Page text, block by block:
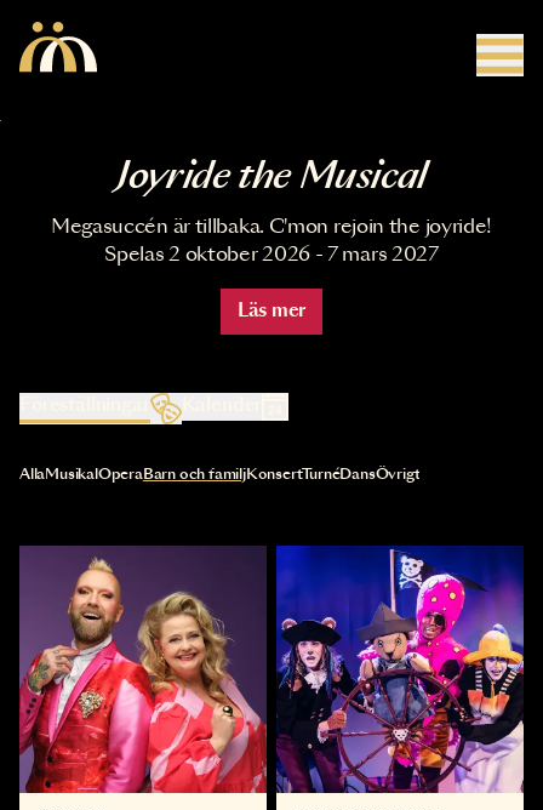
Joyride the Musical
Megasuccén är tillbaka. C'mon rejoin the joyride!
Spelas 2 oktober 2026 - 7 mars 2027
Läs mer
Kalender
Val av kategori uppdaterar innehållet automatiskt
AllaMusikal OperaBarn och familjKonsertTurnéDansÖvrigt